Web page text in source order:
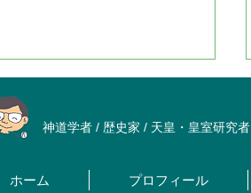
神道学者 / 歴史家 / 天皇・皇室研究者
ホーム プロフィール